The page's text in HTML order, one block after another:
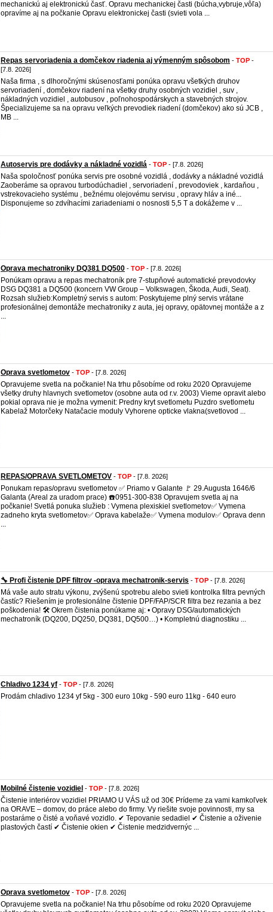
mechanickú aj elektronickú časť. Opravu mechanickej časti (búcha,vybruje,vôľa)
opravíme aj na počkanie Opravu elektronickej časti (svieti vola ...
Repas servoriadenia a domčekov riadenia aj výmenným spôsobom - TOP -
[7.8. 2026]
Naša firma , s dlhoročnými skúsenosťami ponúka opravu všetkých druhov
servoriadení , domčekov riadení na všetky druhy osobných vozidiel , suv ,
nákladných vozidiel , autobusov , poľnohospodárskych a stavebných strojov.
Špecializujeme sa na opravu veľkých prevodiek riadení (domčekov) ako sú JCB ,
MB ...
Autoservis pre dodávky a nákladné vozidlá - TOP - [7.8. 2026]
Naša spoločnosť ponúka servis pre osobné vozidlá , dodávky a nákladné vozidlá
Zaoberáme sa opravou turbodúchadiel , servoriadení , prevodoviek , kardaňou ,
vstrekovacieho systému , bežnému olejovému servisu , opravy hláv a iné...
Disponujeme so zdvíhacími zariadeniami o nosnosti 5,5 T a dokážeme v ...
Oprava mechatroniky DQ381 DQ500 - TOP - [7.8. 2026]
Ponúkam opravu a repas mechatroník pre 7-stupňové automatické prevodovky
DSG DQ381 a DQ500 (koncern VW Group – Volkswagen, Škoda, Audi, Seat). ​
Rozsah služieb: ​Kompletný servis s autom: Poskytujeme plný servis vrátane
profesionálnej demontáže mechatroniky z auta, jej opravy, opätovnej montáže a z
...
Oprava svetlometov - TOP - [7.8. 2026]
Opravujeme svetla na počkanie! Na trhu pôsobíme od roku 2020 Opravujeme
všetky druhy hlavnych svetlometov (osobne auta od r.v. 2003) Vieme opravit alebo
pokial oprava nie je možna vymenit: Predny kryt svetlometu Puzdro svetlometu
Kabelaž Motorčeky Natačacie moduly Vyhorene opticke vlakna(svetlovod ...
REPAS/OPRAVA SVETLOMETOV - TOP - [7.8. 2026]
Ponukam repas/opravu svetlometov ✅ Priamo v Galante 🚩 29.Augusta 1646/6
Galanta (Areal za uradom prace) ☎️0951-300-838 Opravujem svetla aj na
počkanie! Svetlá ponuka služieb : Vymena plexiskiel svetlometov✅ Vymena
zadneho kryta svetlometov✅ Oprava kabelaže✅ Vymena modulov✅ Oprava denn
...
🔧 Profi čistenie DPF filtrov -oprava mechatronik-servis - TOP - [7.8. 2026]
Má vaše auto stratu výkonu, zvýšenú spotrebu alebo svieti kontrolka filtra pevných
častíc? Riešením je profesionálne čistenie DPF/FAP/SCR filtra bez rezania a bez
poškodenia! 🛠 Okrem čistenia ponúkame aj: • Opravy DSG/automatických
mechatroník (DQ200, DQ250, DQ381, DQ500…) • Kompletnú diagnostiku ...
Chladivo 1234 yf - TOP - [7.8. 2026]
Prodám chladivo 1234 yf 5kg - 300 euro 10kg - 590 euro 11kg - 640 euro
Mobilné čistenie vozidiel - TOP - [7.8. 2026]
Čistenie interiérov vozidiel PRIAMO U VÁS už od 30€ Prídeme za vami kamkoľvek
na ORAVE – domov, do práce alebo do firmy. Vy riešite svoje povinnosti, my sa
postaráme o čisté a voňavé vozidlo. ✔ Tepovanie sedadiel ✔ Čistenie a oživenie
plastových častí ✔ Čistenie okien ✔ Čistenie medzidvernýc ...
Oprava svetlometov - TOP - [7.8. 2026]
Opravujeme svetla na počkanie! Na trhu pôsobíme od roku 2020 Opravujeme